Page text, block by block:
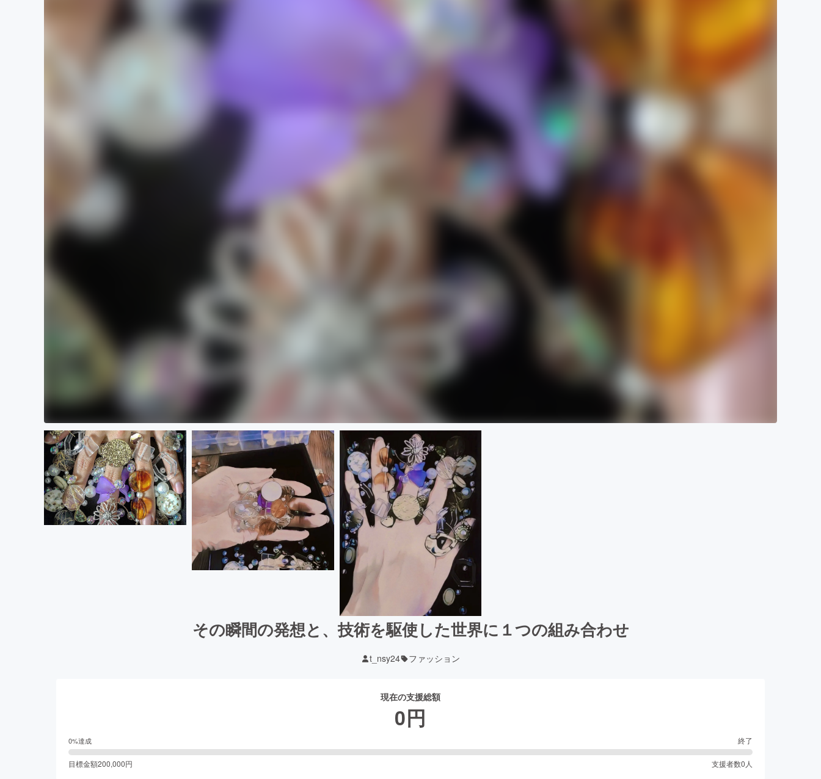
その瞬間の発想と、技術を駆使した世界に１つの組み合わせ
t_nsy24 ファッション
現在の支援総額
0円
0%達成 終了
目標金額200,000円 支援者数0 人